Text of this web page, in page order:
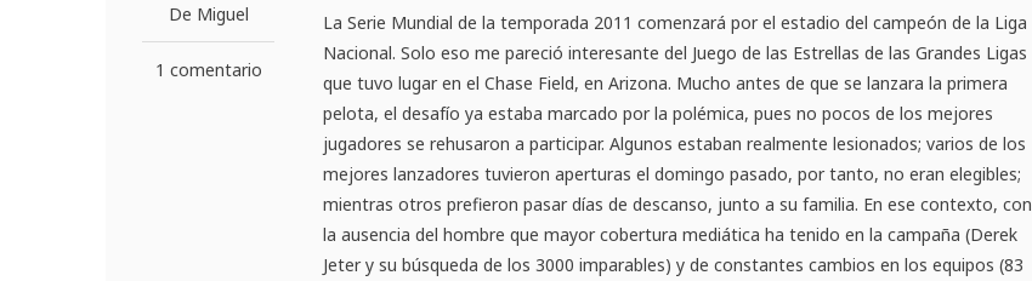
De Miguel
1 comentario
La Serie Mundial de la temporada 2011 comenzará por el estadio del campeón de la Liga
Nacional. Solo eso me pareció interesante del Juego de las Estrellas de las Grandes Ligas
que tuvo lugar en el Chase Field, en Arizona. Mucho antes de que se lanzara la primera
pelota, el desafío ya estaba marcado por la polémica, pues no pocos de los mejores
jugadores se rehusaron a participar. Algunos estaban realmente lesionados; varios de los
mejores lanzadores tuvieron aperturas el domingo pasado, por tanto, no eran elegibles;
mientras otros prefieron pasar días de descanso, junto a su familia. En ese contexto, con
la ausencia del hombre que mayor cobertura mediática ha tenido en la campaña (Derek
Jeter y su búsqueda de los 3000 imparables) y de constantes cambios en los equipos (83